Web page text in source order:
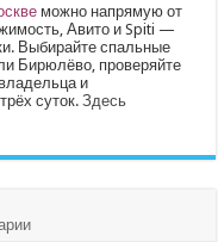
можно напрямую от
Авито и Spiti —
Выбирайте спальные
Бирюлёво, проверяйте
и
суток.Здесь